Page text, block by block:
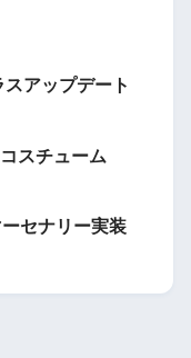
アップデート
スチューム
セナリー実装